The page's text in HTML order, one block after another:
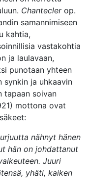
Chanteclerop.
samannimiseen
kahtia,
vastakohtia
ja laulavaan,
punotaan yhteen
synkin ja uhkaavin
tapaan soivan
mottona ovat
nähnyt hänen
hän on johdattanut
Juuri
yhäti, kaiken